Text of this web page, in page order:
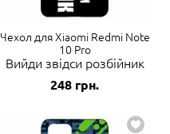
Чехол для Xiaomi Redmi Note
10 Pro
Вийди звідси розбійник
248 грн.